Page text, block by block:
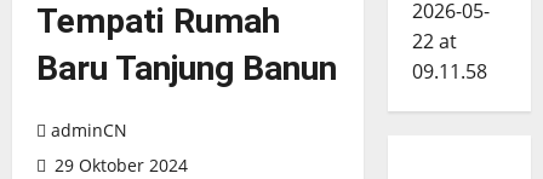
Tempati Rumah
Baru Tanjung Banun
adminCN
29 Oktober 2024